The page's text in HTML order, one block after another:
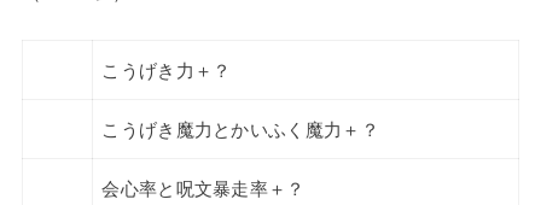
こうげき力＋？
こうげき魔力とかいふく魔力＋？
会心率と呪文暴走率＋？